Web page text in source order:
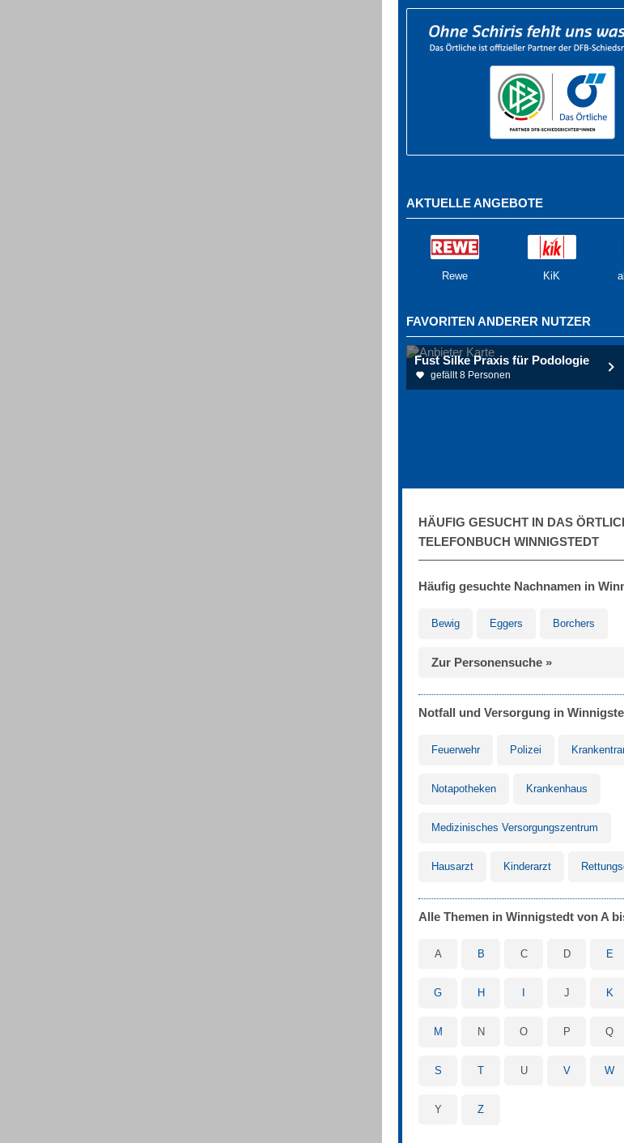
AKTUELLE ANGEBOTE
Rewe KiK
FAVORITEN ANDERER NUTZER
Fust Silke Praxis für Podologie
gefällt 8 Personen
HÄUFIG GESUCHT IN DAS
TELEFONBUCH WINNIGSTEDT
Häufig gesuchte Nachnamen in
Bewig Eggers Borchers
Zur Personensuche »
Notfall und Versorgung in
Feuerwehr Polizei
Notapotheken Krankenhaus
Medizinisches Versorgungszentrum
Hausarzt Kinderarzt
Alle Themen in Winnigstedt von A
A B C D E
G H J K
M N O P Q
S T U V W
Y Z